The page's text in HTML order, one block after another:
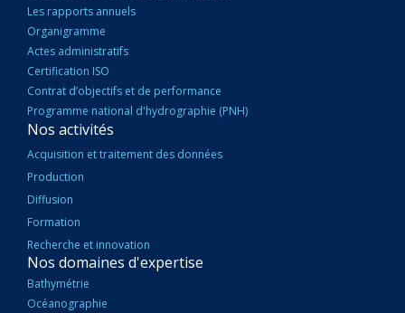
Les rapports annuels
Organigramme
Actes administratifs
Certification ISO
Contrat d’objectifs et de performance
Programme national d'hydrographie (PNH)
Nos activités
Acquisition et traitement des données
Production
Diffusion
Formation
Recherche et innovation
Nos domaines d'expertise
Bathymétrie
Océanographie